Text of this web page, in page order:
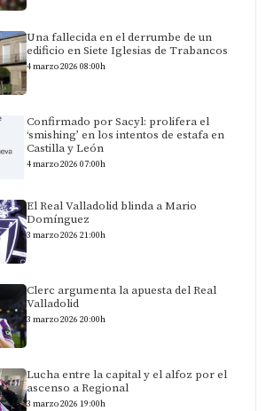
Una fallecida en el derrumbe de un
edificio en Siete Iglesias de Trabancos
4 marzo 2026 08:00h
Confirmado por Sacyl: prolifera el
‘smishing’ en los intentos de estafa en
Castilla y León
4 marzo 2026 07:00h
El Real Valladolid blinda a Mario
Domínguez
3 marzo 2026 21:00h
Clerc argumenta la apuesta del Real
Valladolid
3 marzo 2026 20:00h
Lucha entre la capital y el alfoz por el
ascenso a Regional
3 marzo 2026 19:00h